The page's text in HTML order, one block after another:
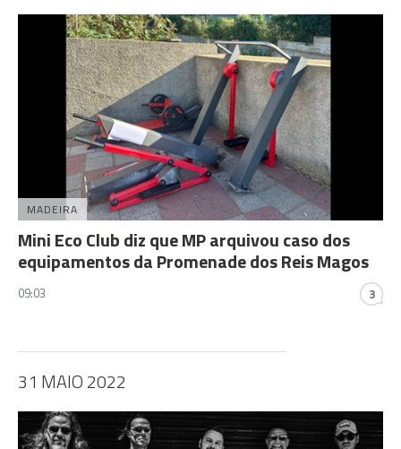
MADEIRA
Mini Eco Club diz que MP arquivou caso dos
equipamentos da Promenade dos Reis Magos
09:03 3
31 MAIO 2022